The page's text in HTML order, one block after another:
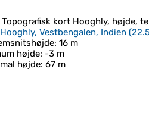
Topografisk kort Hooghly, højde,
Hooghly, Vestbengalen, Indien (
: 16 m
højde: -3 m
højde: 67 m